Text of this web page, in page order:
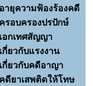
อายุความฟ้องร้องคดี
ครอบครองปรปักษ์
เอกเทศสัญญา
เกี่ยวกับแรงงาน
เกี่ยวกับคดีอาญา
คดียาเสพติดให้โทษ